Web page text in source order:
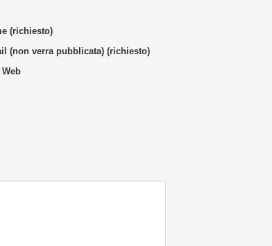
(richiesto)
(non verra pubblicata) (richiesto)